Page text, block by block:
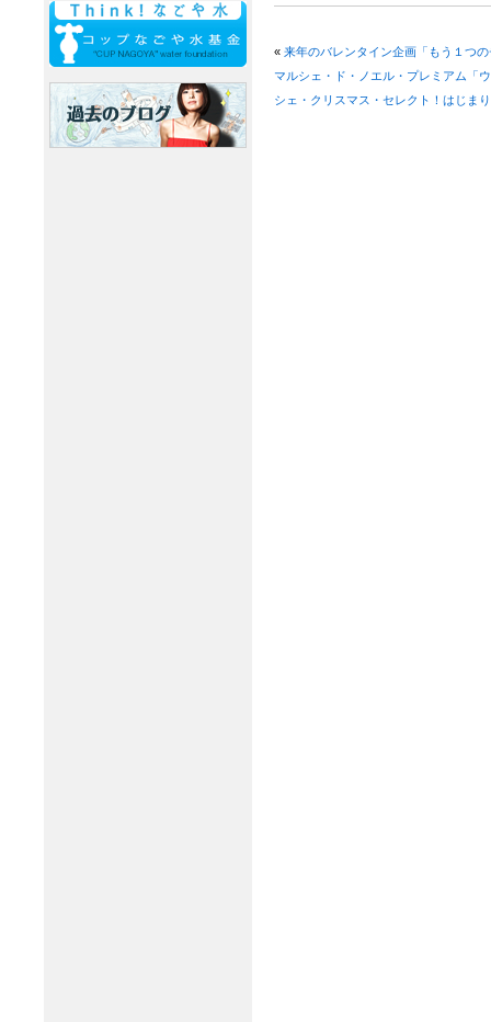
« 来年のバレンタイン企画「もう１つ
マルシェ・ド・ノエル・プレミアム「
シェ・クリスマス・セレクト！はじま